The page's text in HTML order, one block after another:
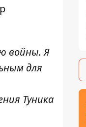
войны. Я
для
Туника